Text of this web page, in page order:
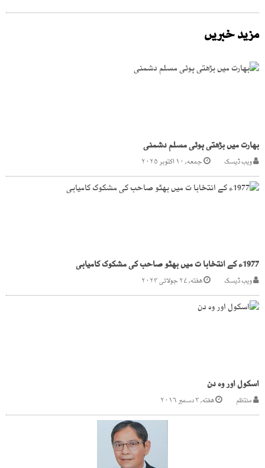
مزید خبریں
بھارت میں بڑھتی ہوئی مسلم دشمنی
ویب ڈیسک جمعه, ۱۰ اکتوبر ۲۰۲۵
1977ء کے انتخابا ت میں بھٹو صاحب کی مشکوک کامیابی
ویب ڈیسک هفته, ۲۷ جولائی ۲۰۲۴
اسکول اور وہ دن
منتظم هفته, ۳ دسمبر ۲۰۱۶